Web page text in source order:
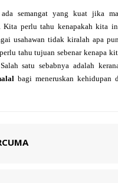
semangat yang kuat jika
Kita perlu tahu kenapakah kita
usahawan tidak kiralah apa
tahu tujuan sebenar kenapa
satu sebabnya adalah
bagi meneruskan